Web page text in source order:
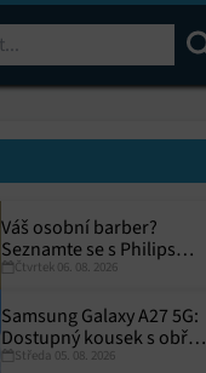
Váš osobní barber?
Seznamte se s Philips
i9000 Prestige Ultra
Čtvrtek 06. 08. 2026
Samsung Galaxy A27 5G:
Dostupný kousek s obřím
displejem
Středa 05. 08. 2026